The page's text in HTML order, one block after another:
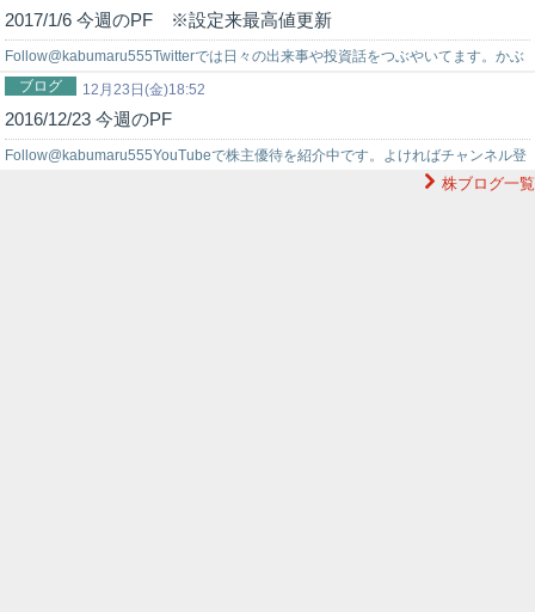
2017/1/6 今週のPF ※設定来最高値更新
Follow@kabumaru555Twitterでは日々の出来事や投資話をつぶやいてます。かぶ
まるチャンネル運営中YouTubeで株主優待を紹介中…
12月23日(金)18:52
ブログ
2016/12/23 今週のPF
Follow@kabumaru555YouTubeで株主優待を紹介中です。よければチャンネル登
株ブログ一覧